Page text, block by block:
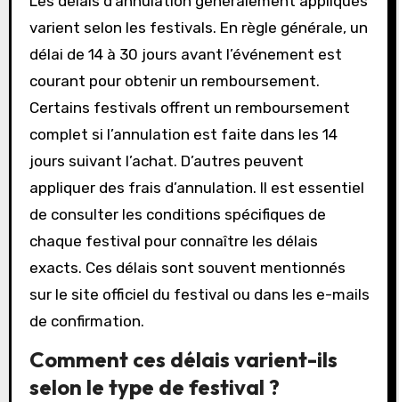
varient selon les festivals. En règle générale, un
délai de 14 à 30 jours avant l’événement est
courant pour obtenir un remboursement.
Certains festivals offrent un remboursement
complet si l’annulation est faite dans les 14
jours suivant l’achat. D’autres peuvent
appliquer des frais d’annulation. Il est essentiel
de consulter les conditions spécifiques de
chaque festival pour connaître les délais
exacts. Ces délais sont souvent mentionnés
sur le site officiel du festival ou dans les e-mails
de confirmation.
Comment ces délais varient-ils
selon le type de festival ?